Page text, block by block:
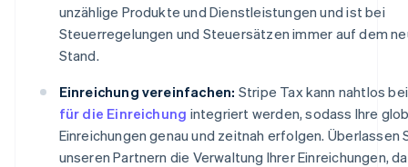
unzählige Produkte und Dienstleistungen und ist bei
Steuerregelungen und Steuersätzen immer auf dem
Stand.
Einreichung vereinfachen: Stripe Tax kann nahtlos
für die Einreichung integriert werden, sodass Ihre
Einreichungen genau und zeitnah erfolgen. Überlassen
unseren Partnern die Verwaltung Ihrer Einreichungen,